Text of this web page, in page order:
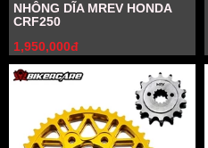
NHÔNG DĨA MREV HONDA
CRF250
1,950,000đ